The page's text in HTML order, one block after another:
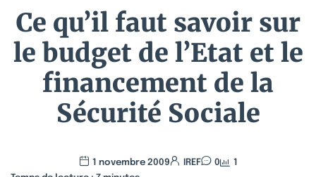
Ce qu’il faut savoir sur
le budget de l’Etat et le
financement de la
Sécurité Sociale
1 novembre 2009 IREF 0
1